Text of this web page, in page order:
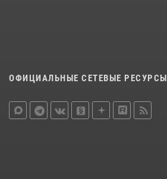
ОФИЦИАЛЬНЫЕ СЕТЕВЫЕ РЕСУРСЫ